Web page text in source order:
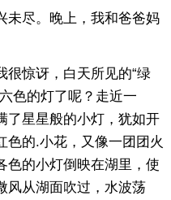
尽。晚上，我和爸爸妈
惊讶，白天所见的“绿
色的灯了呢？走近一
了星星般的小灯，犹如开
色的.小花，又像一团团火
色的小灯倒映在湖里，使
风从湖面吹过，水波荡